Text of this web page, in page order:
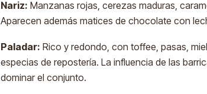
Nariz: Manzanas rojas, cerezas maduras,
Aparecen además matices de chocolate con
Paladar: Rico y redondo, con toffee, pasas,
especias de repostería. La influencia de las
dominar el conjunto.